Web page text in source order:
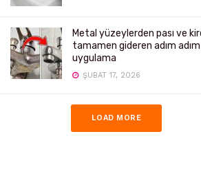
Metal yüzeylerden pası ve
tamamen gideren adım adım
uygulama
ŞUBAT 17, 2026
LOAD MORE